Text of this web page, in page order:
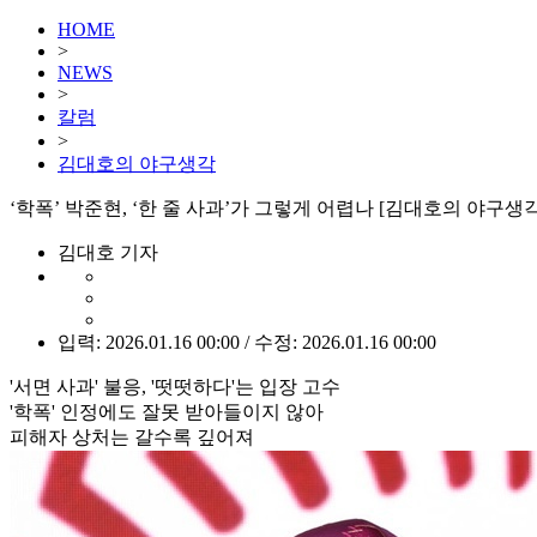
HOME
>
NEWS
>
칼럼
>
김대호의 야구생각
‘학폭’ 박준현, ‘한 줄 사과’가 그렇게 어렵나 [김대호의 야구생
김대호 기자
입력: 2026.01.16 00:00 / 수정: 2026.01.16 00:00
'서면 사과' 불응, '떳떳하다'는 입장 고수
'학폭' 인정에도 잘못 받아들이지 않아
피해자 상처는 갈수록 깊어져